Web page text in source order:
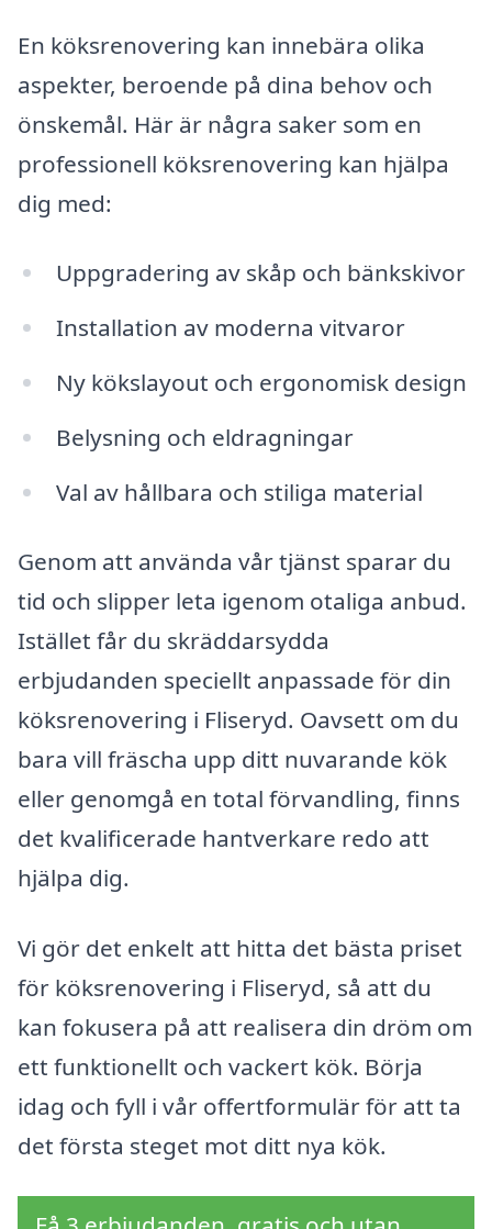
En köksrenovering kan innebära olika
aspekter, beroende på dina behov och
önskemål. Här är några saker som en
professionell köksrenovering kan hjälpa
dig med:
Uppgradering av skåp och bänkskivor
Installation av moderna vitvaror
Ny kökslayout och ergonomisk design
Belysning och eldragningar
Val av hållbara och stiliga material
Genom att använda vår tjänst sparar du
tid och slipper leta igenom otaliga anbud.
Istället får du skräddarsydda
erbjudanden speciellt anpassade för din
köksrenovering i Fliseryd. Oavsett om du
bara vill fräscha upp ditt nuvarande kök
eller genomgå en total förvandling, finns
det kvalificerade hantverkare redo att
hjälpa dig.
Vi gör det enkelt att hitta det bästa priset
för köksrenovering i Fliseryd, så att du
kan fokusera på att realisera din dröm om
ett funktionellt och vackert kök. Börja
idag och fyll i vår offertformulär för att ta
det första steget mot ditt nya kök.